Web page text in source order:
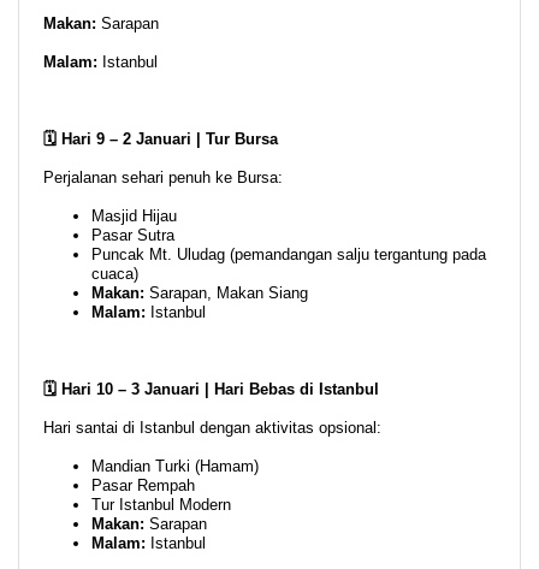
Makan: Sarapan
Malam: Istanbul
🗓️ Hari 9 – 2 Januari | Tur Bursa
Perjalanan sehari penuh ke Bursa:
Masjid Hijau
Pasar Sutra
Puncak Mt. Uludag (pemandangan salju tergantung pada
cuaca)
Makan: Sarapan, Makan Siang
Malam: Istanbul
🗓️ Hari 10 – 3 Januari | Hari Bebas di Istanbul
Hari santai di Istanbul dengan aktivitas opsional:
Mandian Turki (Hamam)
Pasar Rempah
Tur Istanbul Modern
Makan: Sarapan
Malam: Istanbul